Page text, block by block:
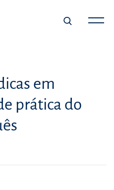
em
prática do